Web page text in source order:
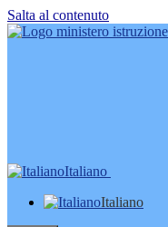
Salta al contenuto
Italiano
Italiano